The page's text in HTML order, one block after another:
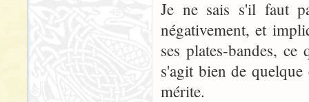
Je ne sais s'il faut
négativement, et
ses plates-bandes,
s'agit bien de
mérite.